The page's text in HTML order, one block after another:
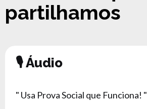
partilhamos
🎙Áudio
" Usa Prova Social que Funciona! "